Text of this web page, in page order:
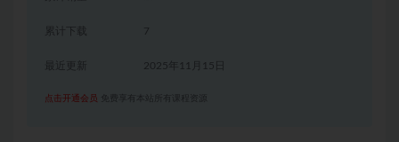
累计下载 7
2025年11月15日
点击开通会员 免费享有本站所有课程资源